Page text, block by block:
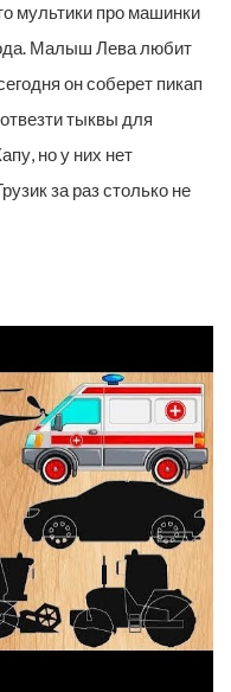
мультики про машинки
Малыш Лева любит
он соберет пикап
тыквы для
но у них нет
за раз столько не